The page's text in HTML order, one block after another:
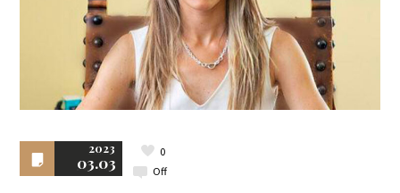
2023
03.03 Off
0